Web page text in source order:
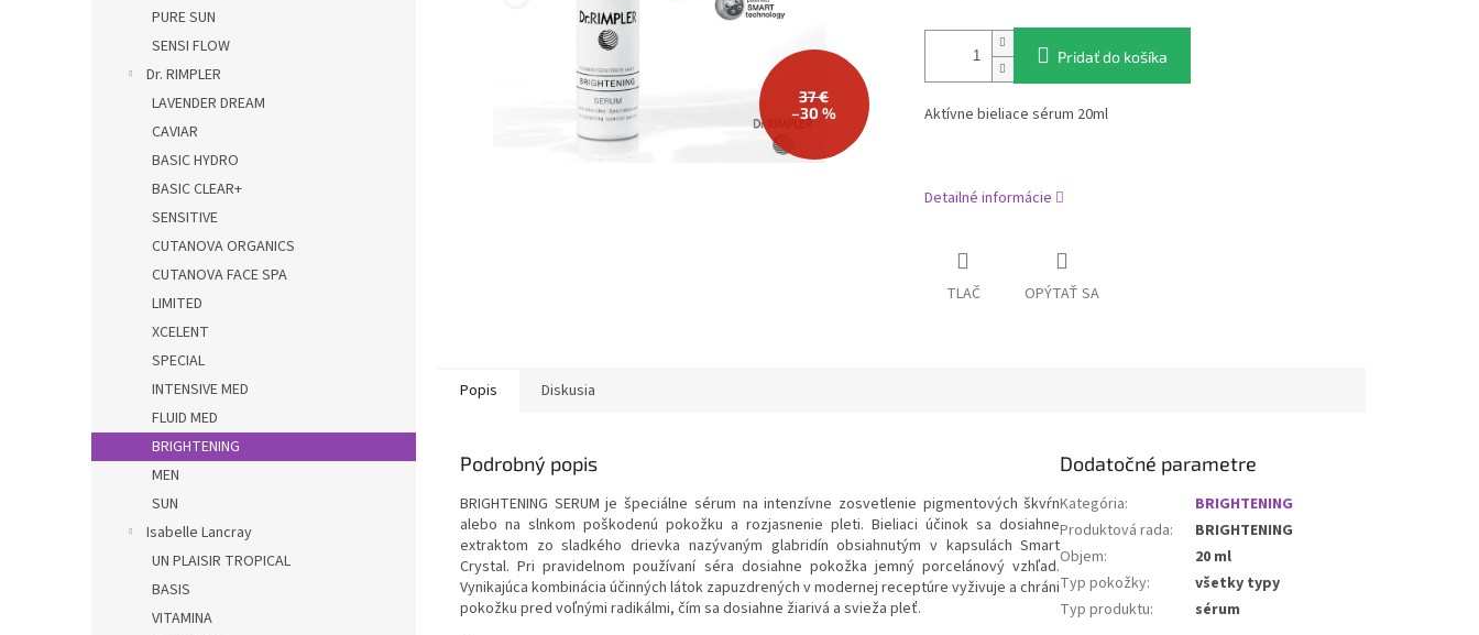
PURE SUN
SENSI FLOW
Dr. RIMPLER
LAVENDER DREAM
CAVIAR
BASIC HYDRO
BASIC CLEAR+
SENSITIVE
CUTANOVA ORGANICS
CUTANOVA FACE SPA
LIMITED
XCELENT
SPECIAL
INTENSIVE MED
FLUID MED
BRIGHTENING
MEN
SUN
Isabelle Lancray
UN PLAISIR TROPICAL
BASIS
VITAMINA
37 €
–30 %
Pridať do košíka
Aktívne bieliace sérum 20ml
Detailné informácie
TLAČ OPÝTAŤ SA
Popis Diskusia
Podrobný popis
BRIGHTENING SERUM je špeciálne sérum na intenzívne zosvetlenie pigmentových škvŕn
alebo na slnkom poškodenú pokožku a rozjasnenie pleti. Bieliaci účinok sa dosiahne
extraktom zo sladkého drievka nazývaným glabridín obsiahnutým v kapsulách Smart
Crystal. Pri pravidelnom používaní séra dosiahne pokožka jemný porcelánový vzhľad.
Vynikajúca kombinácia účinných látok zapuzdrených v modernej receptúre vyživuje a chráni
pokožku pred voľnými radikálmi, čím sa dosiahne žiarivá a svieža pleť.
Dodatočné parametre
Kategória:
BRIGHTENING
Produktová rada:
BRIGHTENING
Objem:
20 ml
Typ pokožky:
všetky typy
Typ produktu: sérum